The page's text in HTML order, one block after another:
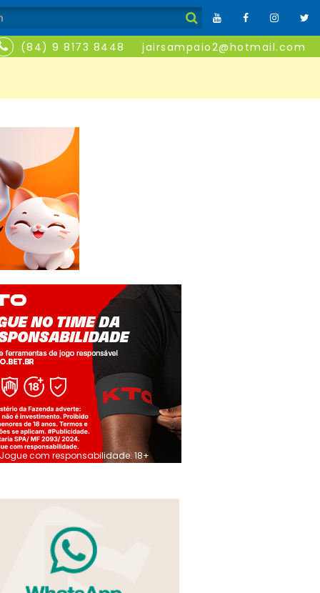
(84) 9 8173 8448 jairsampaio2@hotmail.com
Jogue com responsabilidade. 18+